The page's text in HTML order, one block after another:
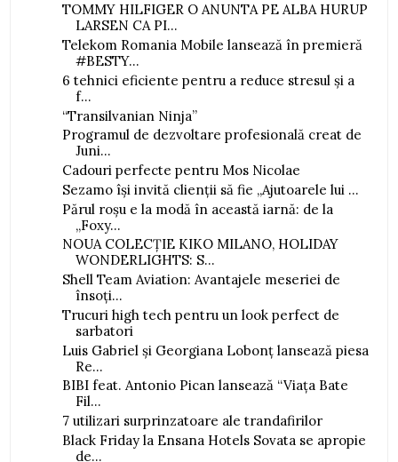
TOMMY HILFIGER O ANUNTA PE ALBA HURUP
LARSEN CA PI...
Telekom Romania Mobile lansează în premieră
#BESTY...
6 tehnici eficiente pentru a reduce stresul și a
f...
“Transilvanian Ninja”
Programul de dezvoltare profesională creat de
Juni...
Cadouri perfecte pentru Mos Nicolae
Sezamo își invită clienții să fie „Ajutoarele lui ...
Părul roșu e la modă în această iarnă: de la
„Foxy...
NOUA COLECȚIE KIKO MILANO, HOLIDAY
WONDERLIGHTS: S...
Shell Team Aviation: Avantajele meseriei de
însoți...
Trucuri high tech pentru un look perfect de
sarbatori
Luis Gabriel și Georgiana Lobonț lansează piesa
Re...
BIBI feat. Antonio Pican lansează “Viața Bate
Fil...
7 utilizari surprinzatoare ale trandafirilor
Black Friday la Ensana Hotels Sovata se apropie
de...